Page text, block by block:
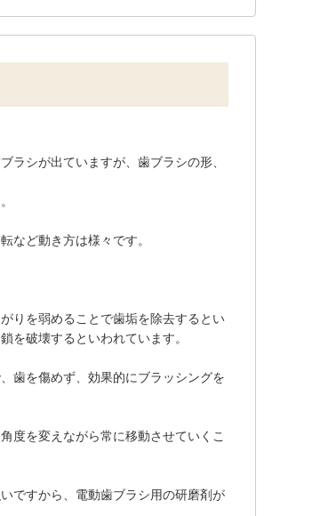
シが出ていますが、歯ブラシの形、
など動き方は様々です。
りを弱めることで歯垢を除去するとい
を破壊するといわれています。
歯を傷めず、効果的にブラッシングを
度を変えながら常に移動させていくこ
ですから、電動歯ブラシ用の研磨剤が